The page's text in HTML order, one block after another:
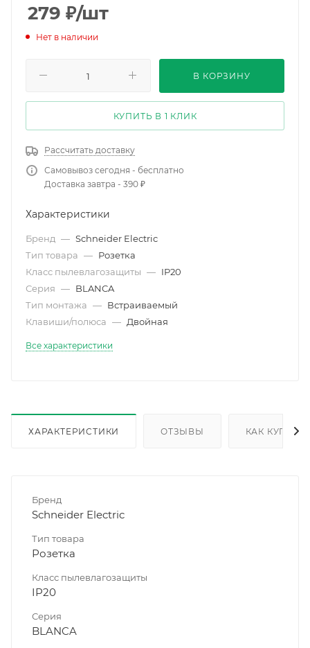
279 ₽/шт
Нет в наличии
В КОРЗИНУ
КУПИТЬ В 1 КЛИК
Рассчитать доставку
Самовывоз сегодня - бесплатно
Доставка завтра - 390 ₽
Характеристики
Бренд — Schneider Electric
Тип товара — Розетка
Класс пылевлагозащиты — IP20
Серия — BLANCA
Тип монтажа — Встраиваемый
Клавиши/полюса — Двойная
Все характеристики
ХАРАКТЕРИСТИКИ ОТЗЫВЫ КАК КУПИТЬ
Бренд
Schneider Electric
Тип товара
Розетка
Класс пылевлагозащиты
IP20
Серия
BLANCA